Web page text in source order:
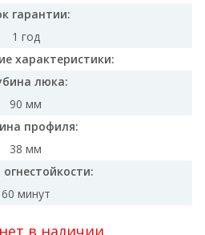
гарантии:
1 год
характеристики:
люка:
90 мм
профиля:
38 мм
60 минут
в наличии.